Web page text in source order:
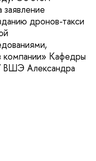
дронов-такси
компании» Кафедры
ВШЭ Александра